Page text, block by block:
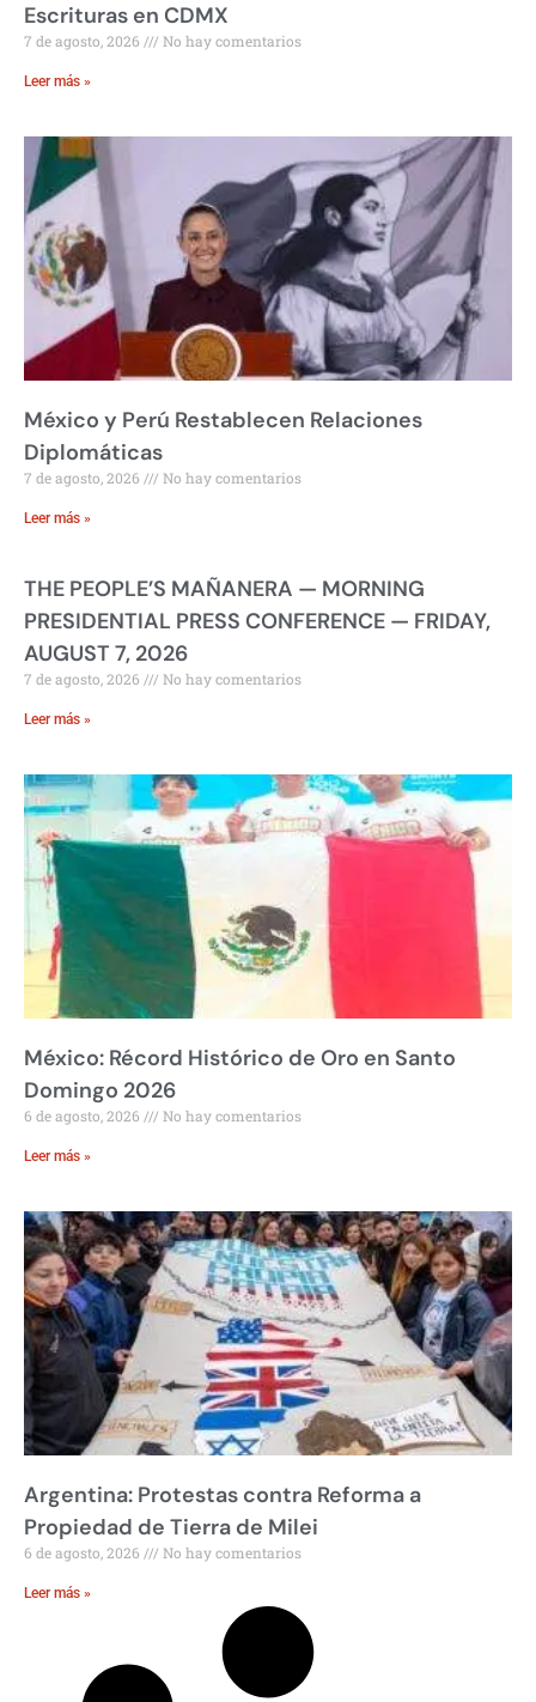
Escrituras en CDMX
7 de agosto, 2026 No hay comentarios
Leer más »
México y Perú Restablecen Relaciones
Diplomáticas
7 de agosto, 2026 No hay comentarios
Leer más »
THE PEOPLE’S MAÑANERA — MORNING
PRESIDENTIAL PRESS CONFERENCE — FRIDAY,
AUGUST 7, 2026
7 de agosto, 2026 No hay comentarios
Leer más »
México: Récord Histórico de Oro en Santo
Domingo 2026
6 de agosto, 2026 No hay comentarios
Leer más »
Argentina: Protestas contra Reforma a
Propiedad de Tierra de Milei
6 de agosto, 2026 No hay comentarios
Leer más »